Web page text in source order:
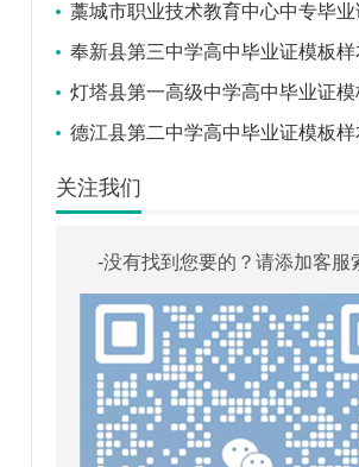
藁城市职业技术教育中心中专毕
本奉新县第三中学高中毕业证模板样
灯塔县第一高级中学高中毕业证模
德江县第二中学高中毕业证模板样
关注我们
-没有找到您要的？请添加客服